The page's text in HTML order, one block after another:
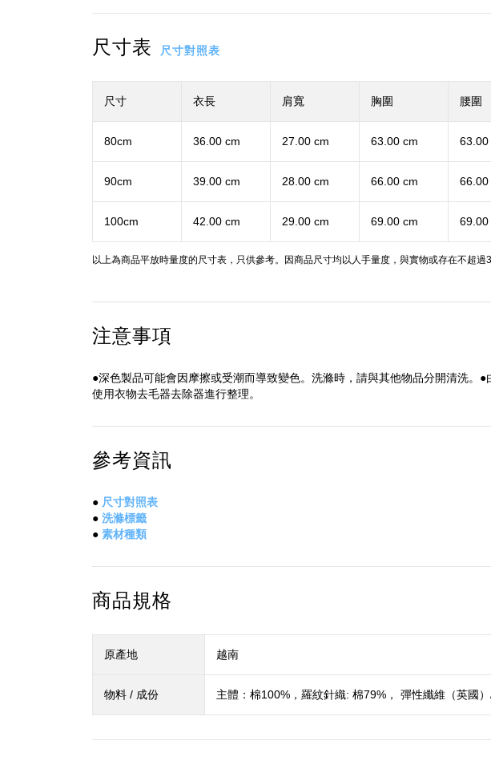
尺寸表 尺寸對照表
尺寸 衣長 肩寬 胸圍 腰圍
80cm 36.00 cm 27.00 cm 63.00 cm 63.00
90cm 39.00 cm 28.00 cm 66.00 cm 66.00
100cm 42.00 cm 29.00 cm 69.00 cm 69.00
以上為商品平放時量度的尺寸表，只供參考。因商品尺寸均以人手量度，與實物或存在不超
注意事項
●深色製品可能會因摩擦或受潮而導致變色。洗滌時，請與其他物品分開清洗
使用衣物去毛器去除器進行整理。
參考資訊
● 尺寸對照表
● 洗滌標籤
● 素材種類
商品規格
原產地 越南
物料 / 成份 主體：棉100%，羅紋針織: 棉79%， 彈性纖維（英國